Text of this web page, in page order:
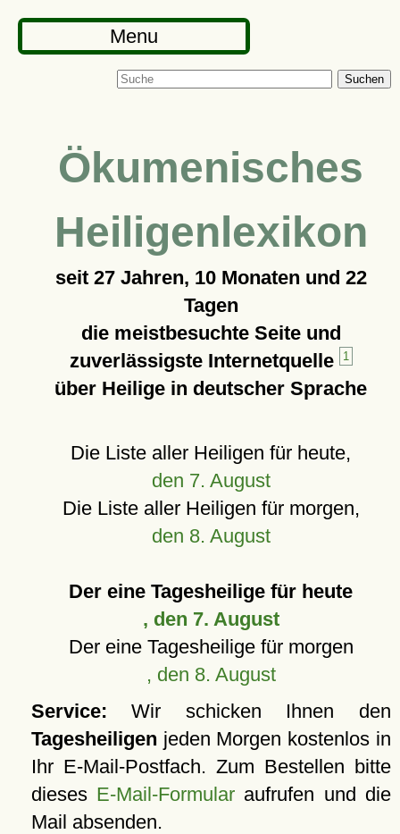
Menu
Suchen
Ökumenisches
Heiligenlexikon
seit 27 Jahren, 10 Monaten und 22
Tagen
die meistbesuchte Seite und
zuverlässigste Internetquelle
1
über Heilige in deutscher Sprache
Die Liste aller Heiligen für heute,
den 7. August
Die Liste aller Heiligen für morgen,
den 8. August
Der eine Tagesheilige für heute
, den 7. August
Der eine Tagesheilige für morgen
, den 8. August
Service: Wir schicken Ihnen den
Tagesheiligen jeden Morgen kostenlos in
Ihr E-Mail-Postfach. Zum Bestellen bitte
dieses E-Mail-Formular aufrufen und die
Mail absenden.